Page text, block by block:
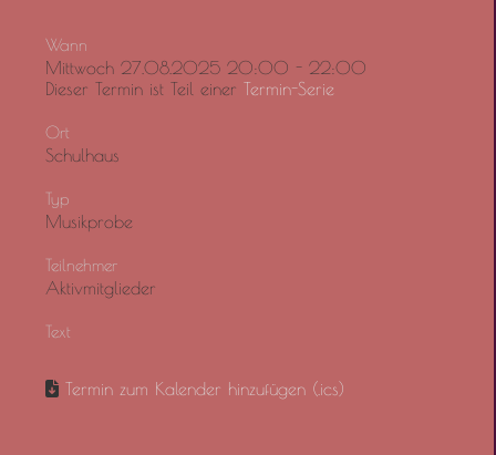
Wann
Mittwoch 27.08.2025 20:00 - 22:00
Dieser Termin ist Teil einer Termin-Serie
Ort
Schulhaus
Typ
Musikprobe
Teilnehmer
Aktivmitglieder
Text
Termin zum Kalender hinzufügen (.ics)